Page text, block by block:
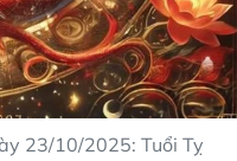
23/10/2025: Tuổi Tỵ